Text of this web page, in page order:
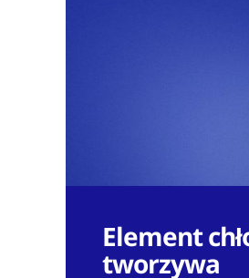
Element
tworzywa